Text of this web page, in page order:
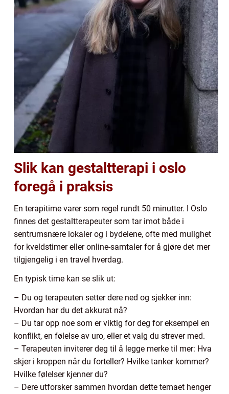
Slik kan gestaltterapi i oslo
foregå i praksis
En terapitime varer som regel rundt 50 minutter. I Oslo
finnes det gestaltterapeuter som tar imot både i
sentrumsnære lokaler og i bydelene, ofte med mulighet
for kveldstimer eller online-samtaler for å gjøre det mer
tilgjengelig i en travel hverdag.
En typisk time kan se slik ut:
– Du og terapeuten setter dere ned og sjekker inn:
Hvordan har du det akkurat nå?
– Du tar opp noe som er viktig for deg for eksempel en
konflikt, en følelse av uro, eller et valg du strever med.
– Terapeuten inviterer deg til å legge merke til mer: Hva
skjer i kroppen når du forteller? Hvilke tanker kommer?
Hvilke følelser kjenner du?
– Dere utforsker sammen hvordan dette temaet henger